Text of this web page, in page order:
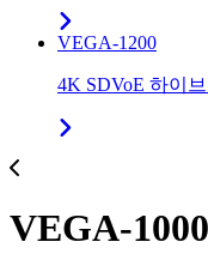
VEGA-1200
4K SDVoE 하이
VEGA-